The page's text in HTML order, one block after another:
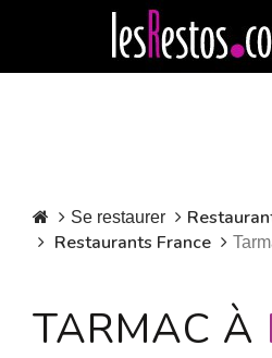
Se restaurer
Restaurants France
TARMAC À